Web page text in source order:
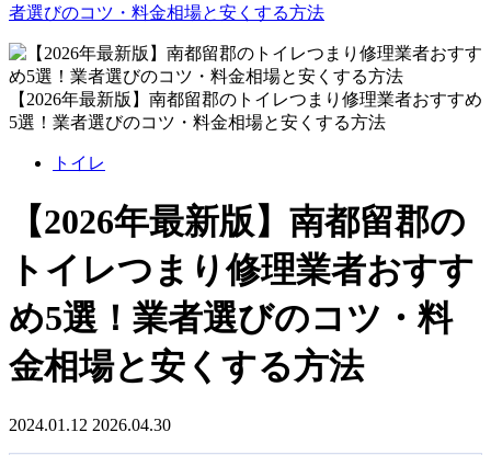
者選びのコツ・料金相場と安くする方法
【2026年最新版】南都留郡のトイレつまり修理業者おすすめ
5選！業者選びのコツ・料金相場と安くする方法
トイレ
【2026年最新版】南都留郡の
トイレつまり修理業者おすす
め5選！業者選びのコツ・料
金相場と安くする方法
2024.01.12 2026.04.30